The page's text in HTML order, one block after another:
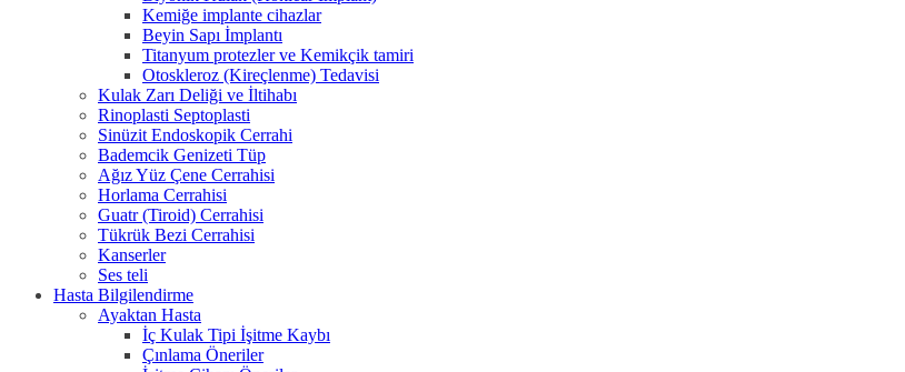
Kemiğe implante cihazlar
Beyin Sapı İmplantı
Titanyum protezler ve Kemikçik tamiri
Otoskleroz (Kireçlenme) Tedavisi
Kulak Zarı Deliği ve İltihabı
Rinoplasti Septoplasti
Sinüzit Endoskopik Cerrahi
Bademcik Genizeti Tüp
Ağız Yüz Çene Cerrahisi
Horlama Cerrahisi
Guatr (Tiroid) Cerrahisi
Tükrük Bezi Cerrahisi
Kanserler
Ses teli
Hasta Bilgilendirme
Ayaktan Hasta
İç Kulak Tipi İşitme Kaybı
Çınlama Öneriler